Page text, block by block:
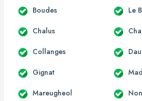
Boudes Le
Chalus
Collanges
Gignat
Mareugheol